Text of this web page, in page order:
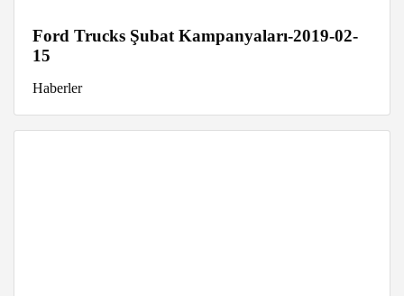
Ford Trucks Şubat Kampanyaları-2019-02-
15
Haberler